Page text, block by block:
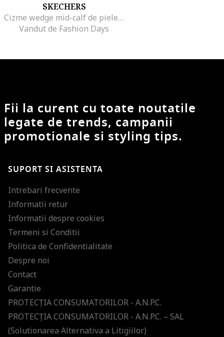
SKECHERS
Cizme wedge mid-calf de piele intoarsa Keepsakes, Negru
Vandut de Fashion Days
Fii la curent cu toate noutatile
legate de trends, campanii
promotionale si styling tips.
SUPORT SI ASISTENTA
Intrebari frecvente
Informatii retur
Informatii despre cookies
Termeni si Conditii
Politica de Confidentialitate
Despre noi
Contact
Garantie
PROTECŢIA CONSUMATORILOR - A.N.P.C.
PROTECŢIA CONSUMATORILOR - A.N.P.C. – SAL
(Solutionarea Alternativa a Litigiilor)